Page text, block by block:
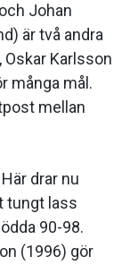
Johan
är två andra
Karlsson
många mål.
mellan
drar nu
tungt lass
90-98.
(1996) gör